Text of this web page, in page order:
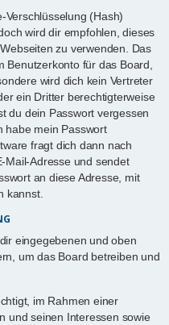
Verschlüsselung (Hash)
wird dir empfohlen, dieses
zu verwenden. Das
Benutzerkonto für das Board,
wird dich kein Vertreter
ein Dritter berechtigterweise
du dein Passwort vergessen
habe mein Passwort
fragt dich dann nach
Mail-Adresse und sendet
an diese Adresse, mit
kannst.
eingegebenen und oben
um das Board betreiben und
im Rahmen einer
und seinen Interessen sowie